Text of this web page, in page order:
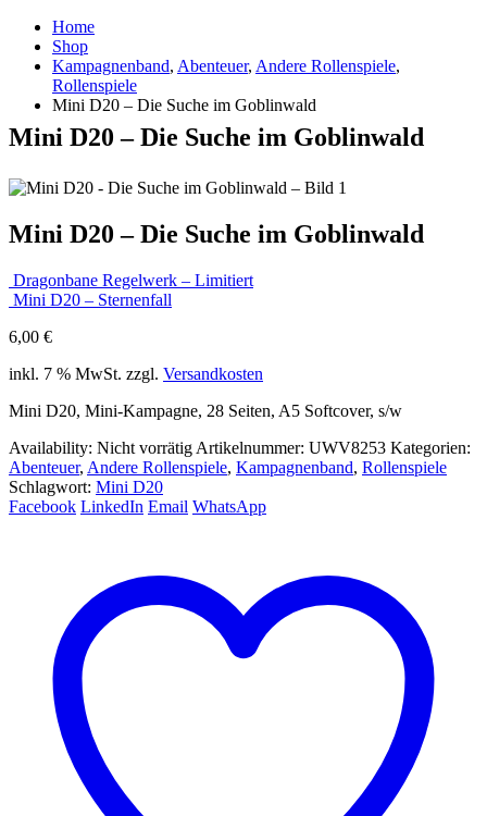
Home
Shop
Kampagnenband, Abenteuer, Andere Rollenspiele,
Rollenspiele
Mini D20 – Die Suche im Goblinwald
Mini D20 – Die Suche im Goblinwald
Mini D20 – Die Suche im Goblinwald
Dragonbane Regelwerk – Limitiert
Mini D20 – Sternenfall
6,00 €
inkl. 7 % MwSt. zzgl. Versandkosten
Mini D20, Mini-Kampagne, 28 Seiten, A5 Softcover, s/w
Availability: Nicht vorrätig Artikelnummer: UWV8253 Kategorien:
Abenteuer, Andere Rollenspiele, Kampagnenband, Rollenspiele
Schlagwort: Mini D20
Facebook LinkedIn Email WhatsApp